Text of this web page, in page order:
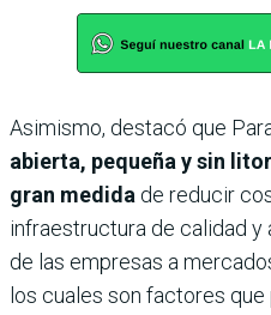
Asimismo, destacó que
abierta, pequeña y sin
gran medida de reducir
infraestructura de calidad y
de las empresas a
los cuales son factores